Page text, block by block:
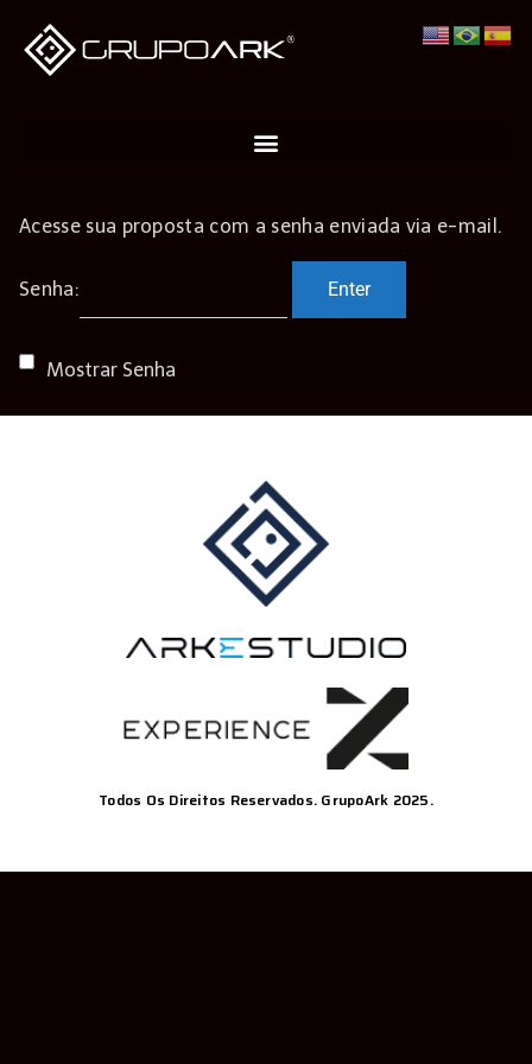
Acesse sua proposta com a senha enviada via e-mail.
Senha:
Mostrar Senha
Todos Os Direitos Reservados. GrupoArk 2025.